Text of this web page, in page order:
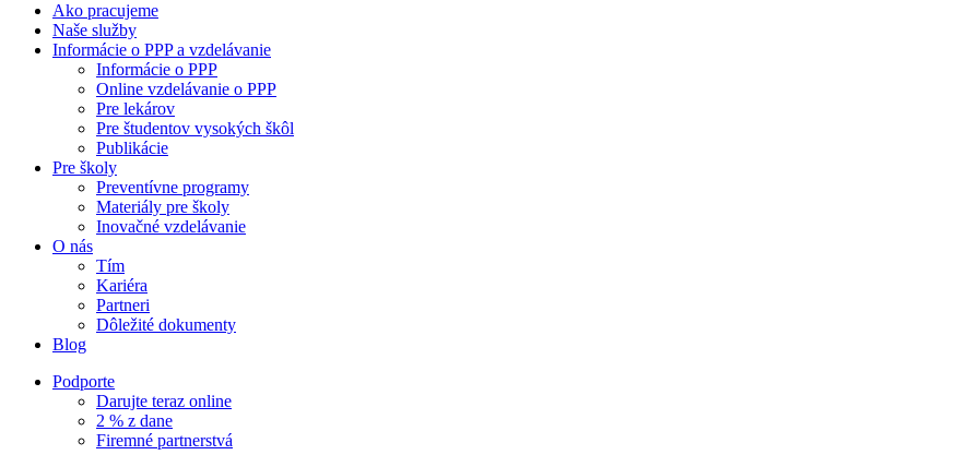
Ako pracujeme
Naše služby
Informácie o PPP a vzdelávanie
Informácie o PPP
Online vzdelávanie o PPP
Pre lekárov
Pre študentov vysokých škôl
Publikácie
Pre školy
Preventívne programy
Materiály pre školy
Inovačné vzdelávanie
O nás
Tím
Kariéra
Partneri
Dôležité dokumenty
Blog
Podporte
Darujte teraz online
2 % z dane
Firemné partnerstvá